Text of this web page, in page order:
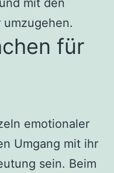
mit den
für
emotionaler
Umgang mit ihr
sein. Beim